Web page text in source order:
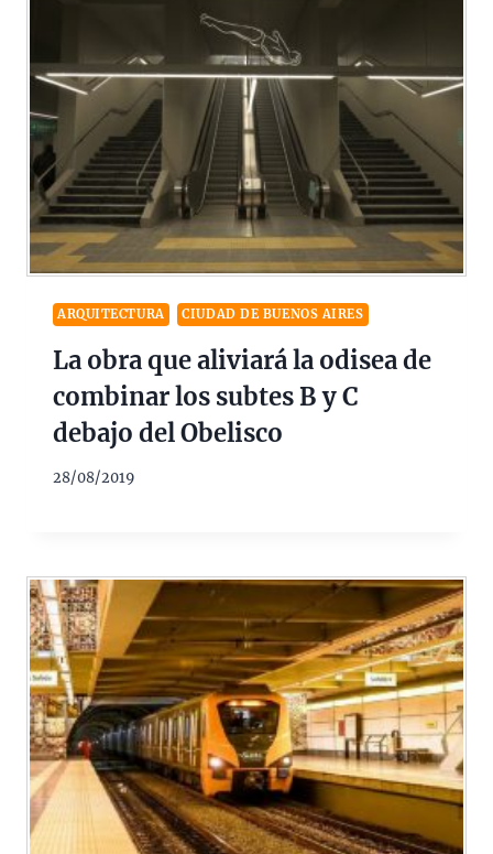
ARQUITECTURA CIUDAD DE BUENOS AIRES
La obra que aliviará la odisea de
combinar los subtes B y C
debajo del Obelisco
28/08/2019